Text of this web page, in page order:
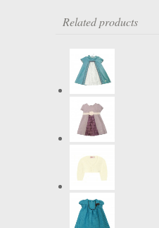
Related products